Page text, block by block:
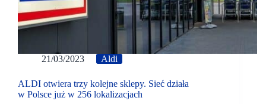
21/03/2023 Aldi
ALDI otwiera trzy kolejne sklepy. Sieć działa
w Polsce już w 256 lokalizacjach